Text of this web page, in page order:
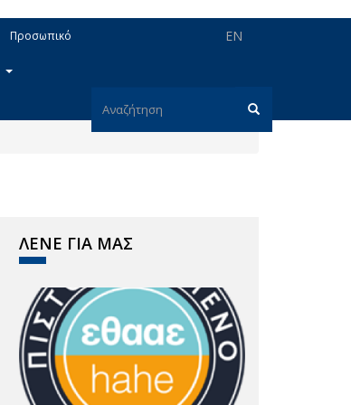
EN
Προσωπικό
Φόρμα
ΛΕΝΕ ΓΙΑ ΜΑΣ